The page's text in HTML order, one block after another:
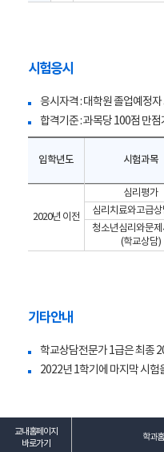
시험응시
응시자격 : 대학원 졸업예정
합격기준 : 과목당 100점 만
입학년도 시험과목
2020년 이전
심리평가
심리치료와고급
청소년심리와문
(학교상담)
기타안내
학교상담전문가 1급은 최종
2022년 1학기에 마지막 시험
교내홈페이지
바로가기
학과